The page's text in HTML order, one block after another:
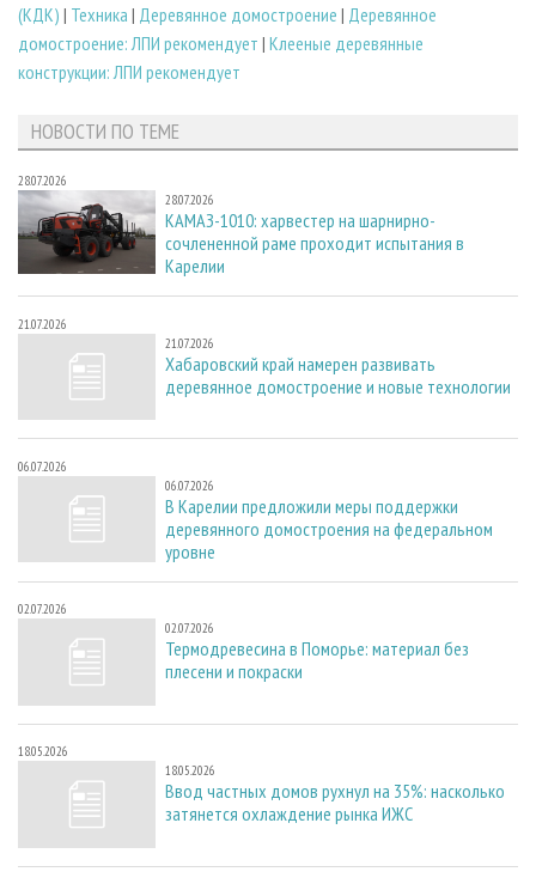
(КДК) | Техника | Деревянное домостроение | Деревянное
домостроение: ЛПИ рекомендует | Клееные деревянные
конструкции: ЛПИ рекомендует
НОВОСТИ ПО ТЕМЕ
28.07.2026
28.07.2026
КАМАЗ-1010: харвестер на шарнирно-
сочлененной раме проходит испытания в
Карелии
21.07.2026
21.07.2026
Хабаровский край намерен развивать
деревянное домостроение и новые технологии
06.07.2026
06.07.2026
В Карелии предложили меры поддержки
деревянного домостроения на федеральном
уровне
02.07.2026
02.07.2026
Термодревесина в Поморье: материал без
плесени и покраски
18.05.2026
18.05.2026
Ввод частных домов рухнул на 35%: насколько
затянется охлаждение рынка ИЖС